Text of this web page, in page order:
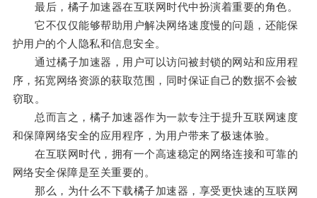
最后，橘子加速器在互联网时代中扮演着重要的角色。
它不仅仅能够帮助用户解决网络速度慢的问题，还能保
护用户的个人隐私和信息安全。
通过橘子加速器，用户可以访问被封锁的网站和应用程
序，拓宽网络资源的获取范围，同时保证自己的数据不会被
窃取。
总而言之，橘子加速器作为一款专注于提升互联网速度
和保障网络安全的应用程序，为用户带来了极速体验。
在互联网时代，拥有一个高速稳定的网络连接和可靠的
网络安全保障是至关重要的。
那么，为什么不下载橘子加速器，享受更快速的互联网